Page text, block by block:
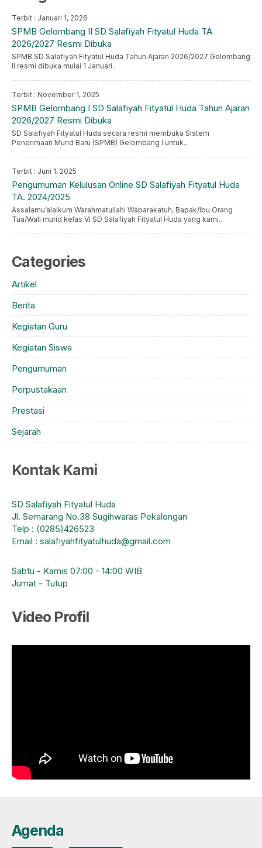
Terbit : Januari 1, 2026
SPMB Gelombang II SD Salafiyah Fityatul Huda TA
2026/2027 Resmi Dibuka
SPMB SD Salafiyah Fityatul Huda Tahun Ajaran 2026/2027 Gelombang
II resmi dibuka mulai 1 Januari..
Terbit : November 1, 2025
SPMB Gelombang I SD Salafiyah Fityatul Huda Tahun Ajaran
2026/2027 Resmi Dibuka
SD Salafiyah Fityatul Huda secara resmi membuka Sistem
Penerimaan Murid Baru (SPMB) Gelombang I untuk..
Terbit : Juni 1, 2025
Pengumuman Kelulusan Online SD Salafiyah Fityatul Huda
TA. 2024/2025
Assalamu’alaikum Warahmatullahi Wabarakatuh, Bapak/Ibu Orang
Tua/Wali murid kelas VI SD Salafiyah Fityatul Huda yang kami..
Categories
Artikel
Berita
Kegiatan Guru
Kegiatan Siswa
Pengumuman
Perpustakaan
Prestasi
Sejarah
Kontak Kami
SD Salafiyah Fityatul Huda
Jl. Semarang No.38 Sugihwaras Pekalongan
Telp : (0285)426523
Email : salafiyahfityatulhuda@gmail.com
Sabtu - Kamis 07:00 - 14:00 WIB
Jumat - Tutup
Video Profil
Agenda